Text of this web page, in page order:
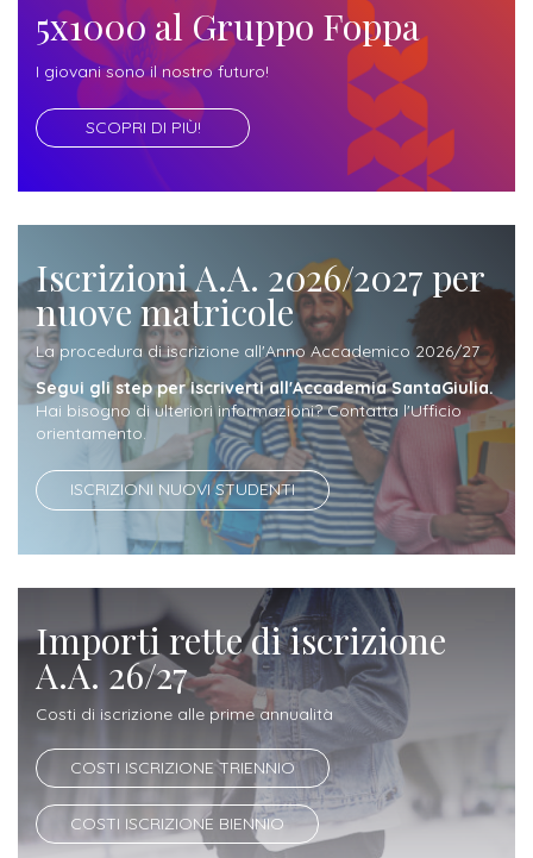
Materie
studio
Progetti
studenti
Iscrizione
a
corsi
singoli
Costi
Costi
iscrizione
biennio
Come
Iscriversi
Apprendistato
per
gli
Stage
Opportunità
di
lavoro
5x1000 al Gruppo Foppa
I giovani sono il nostro futuro!
SCOPRI DI PIÙ!
Iscrizioni A.A. 2026/2027 per
nuove matricole
La procedura di iscrizione all'Anno Accademico 2026/27
Segui gli step per iscriverti all'Accademia SantaGiulia.
Hai bisogno di ulteriori informazioni? Contatta l'Ufficio
orientamento.
ISCRIZIONI NUOVI STUDENTI
Importi rette di iscrizione
A.A. 26/27
Costi di iscrizione alle prime annualità
COSTI ISCRIZIONE TRIENNIO
COSTI ISCRIZIONE BIENNIO